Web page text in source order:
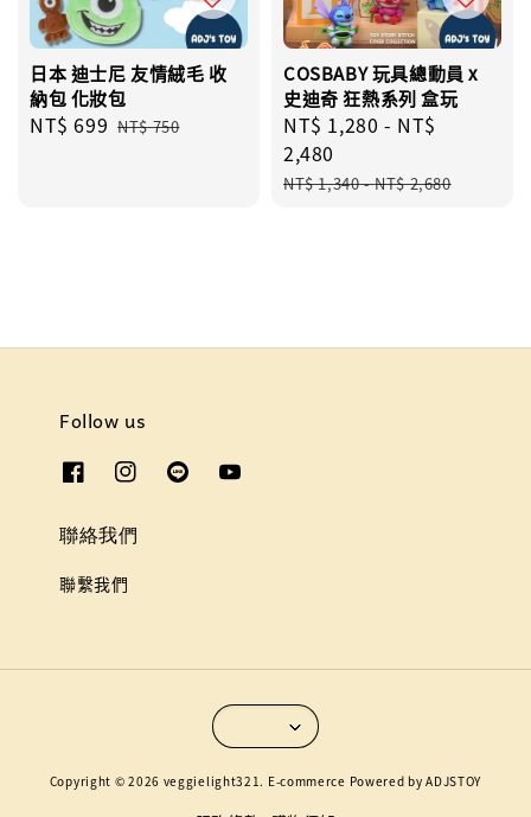
日本 迪士尼 友情絨毛 收
納包 化妝包
Sale
NT$ 699 Regular
NT$ 750
COSBABY 玩具總動員 x
史迪奇 狂熱系列 盒玩
Sale
price
NT$ 1,280 - NT$
2,480
Regular
NT$ 1,340-NT$ 2,680
Follow us
聯絡我們
聯繫我們
Copyright © 2026 veggielight321. E-commerce Powered by ADJSTOY